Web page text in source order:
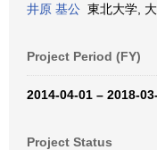
井原 基公 東北大学,
Project Period (FY)
2014-04-01 – 2018-
Project Status